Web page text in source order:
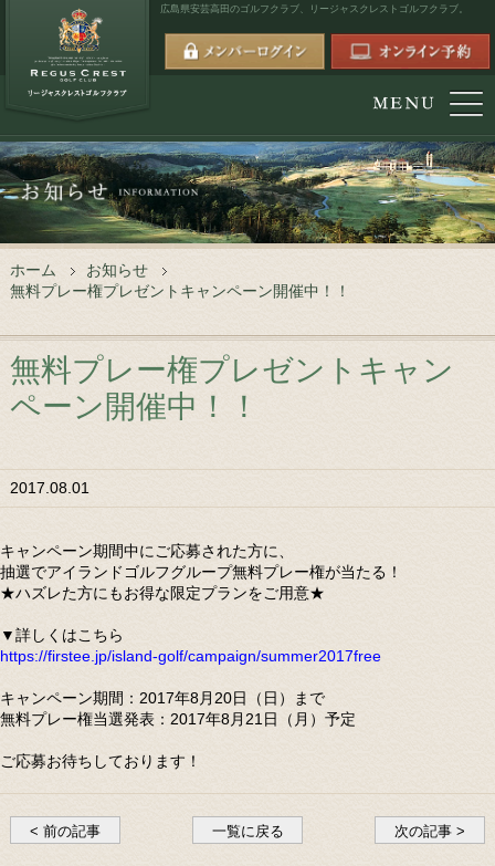
広島県安芸高田のゴルフクラブ、 リージャスクレストゴルフクラブ。
ホーム
お知らせ
無料プレー権プレゼントキャンペーン開催中！！
無料プレー権プレゼントキャン
ペーン開催中！！
2017.08.01
キャンペーン期間中にご応募された方に、
抽選でアイランドゴルフグループ無料プレー権が当たる！
★ハズレた方にもお得な限定プランをご用意★
▼詳しくはこちら
https://firstee.jp/island-golf/campaign/summer2017free
キャンペーン期間：2017年8月20日（日）まで
無料プレー権当選発表：2017年8月21日（月）予定
ご応募お待ちしております！
< 前の記事 一覧に戻る 次の記事 >